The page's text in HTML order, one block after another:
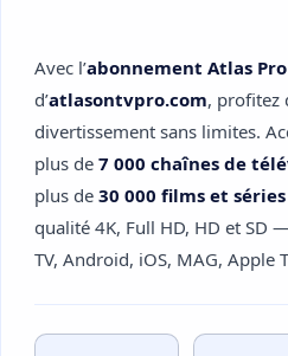
Avec l’abonnement Atlas Pro
d’atlasontvpro.com, profitez
divertissement sans limites.
plus de 7 000 chaînes de
plus de 30 000 films et
qualité 4K, Full HD, HD et SD
TV, Android, iOS, MAG, Apple